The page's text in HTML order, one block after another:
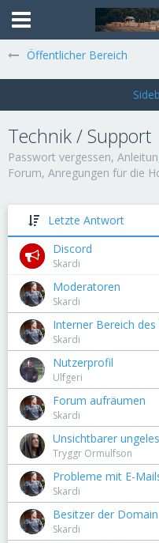
Öffentlicher Bereich
Technik / Support
Passwort vergessen,
Forum, Anregungen für die
Letzte Antwort
Discord
Skardi
Moderatoren
Skardi
Interner Bereich
Skardi
Nutzerprofil
Ulfgeri
Forum aufräumen
Skardi
Unsichtbarer
Tryggr Ormulfson
Probleme mit E-
Skardi
Besitzer der
Skardi